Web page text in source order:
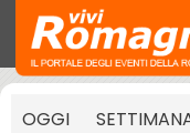
OGGI